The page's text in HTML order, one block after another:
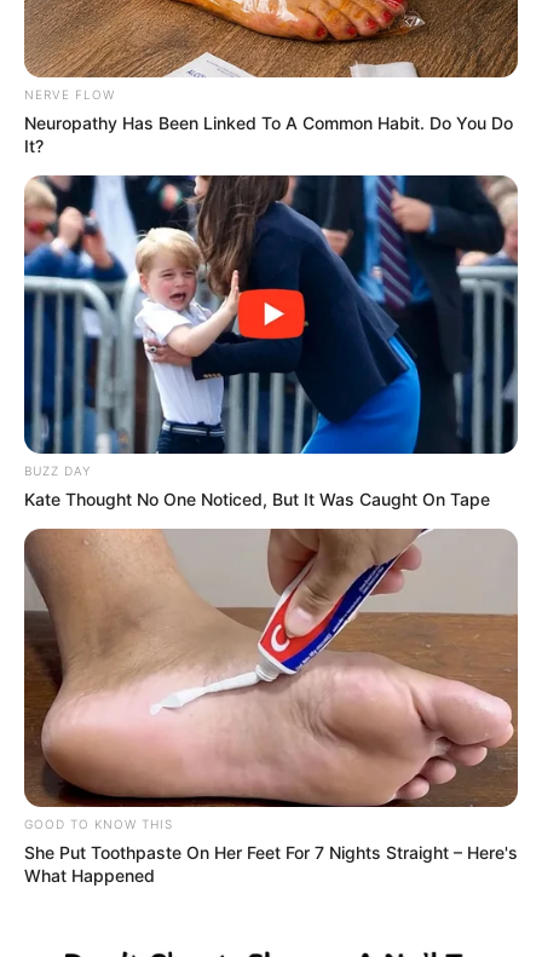
10:00 Brasil,Ministério da Saúde,Notícia,Piauí,Solidariedade
Equipe Médica em procedimento
cirúrgico.
—Imagem/Reprodução/ Freepik
Médico perde a vida, vítima da angústia e injustiça.
Publicado
07.julho.2023.
Grupos no WhatsApp
Há pouco mais de 2 meses escrevi sobre
um médico de MG injustiçado pela imprensa, após complicações
decorrentes de uma cirurgia.
NERVE FLOW
Neuropathy Has Been Linked To A Common Habit. Do You Do
It?
BUZZ DAY
Kate Thought No One Noticed, But It Was Caught On Tape
GOOD TO KNOW THIS
She Put Toothpaste On Her Feet For 7 Nights Straight – Here's
What Happened